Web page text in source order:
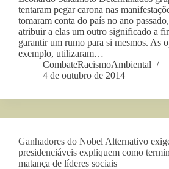
tentaram pegar carona nas
tomaram conta do país no ano
atribuir a elas um outro significado a
garantir um rumo para si mesmos. As
exemplo, utilizaram…
CombateRacismoAmbiental
4 de outubro de 2014
Ganhadores do Nobel Alternativo
presidenciáveis expliquem como
matança de líderes sociais